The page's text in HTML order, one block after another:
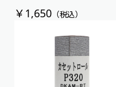
￥1,650（税込）